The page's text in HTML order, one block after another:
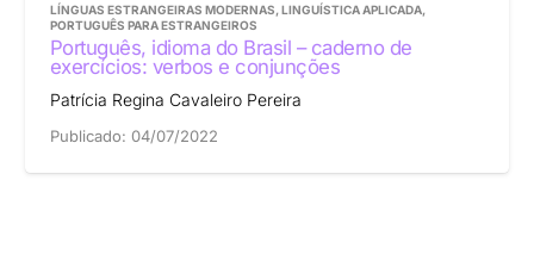
LÍNGUAS ESTRANGEIRAS MODERNAS, LINGUÍSTICA APLICADA,
PORTUGUÊS PARA ESTRANGEIROS
Português, idioma do Brasil – caderno de
exercícios: verbos e conjunções
Patrícia Regina Cavaleiro Pereira
Publicado: 04/07/2022